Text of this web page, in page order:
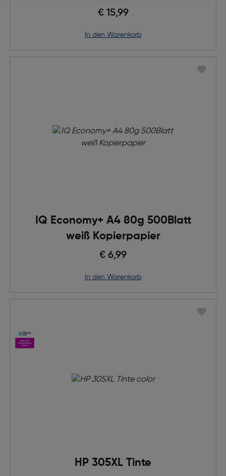
€ 15,99
in den Warenkorb
IQ Economy+ A4 80g 500Blatt
weiß Kopierpapier
€ 6,99
in den Warenkorb
HP 305XL Tinte